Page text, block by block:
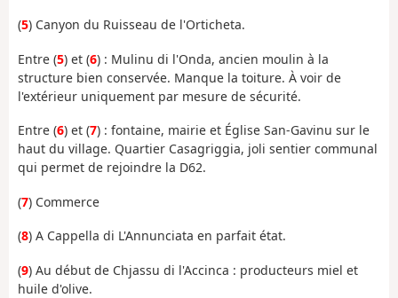
(5) Canyon du Ruisseau de l'Orticheta.
Entre (5) et (6) : Mulinu di l'Onda, ancien moulin à la
structure bien conservée. Manque la toiture. À voir de
l'extérieur uniquement par mesure de sécurité.
Entre (6) et (7) : fontaine, mairie et Église San-Gavinu sur le
haut du village. Quartier Casagriggia, joli sentier communal
qui permet de rejoindre la D62.
(7) Commerce
(8) A Cappella di L'Annunciata en parfait état.
(9) Au début de Chjassu di l'Accinca : producteurs miel et
huile d'olive.